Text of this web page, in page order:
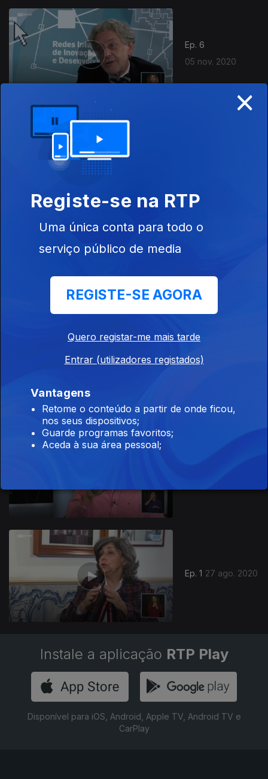
Ep. 6
05 nov. 2020
Ep. 3
Ep. 1 27 ago. 2020
490181
Instale a aplicação RTP Play
Disponível para iOS, Android, Apple TV, Android TV e
CarPlay
×
Registe-se na RTP
Uma única conta para todo o
serviço público de media
REGISTE-SE AGORA
Quero registar-me mais tarde
Entrar (utilizadores registados)
Vantagens
Retome o conteúdo a partir de onde ficou,
nos seus dispositivos;
Guarde programas favoritos;
Aceda à sua área pessoal;